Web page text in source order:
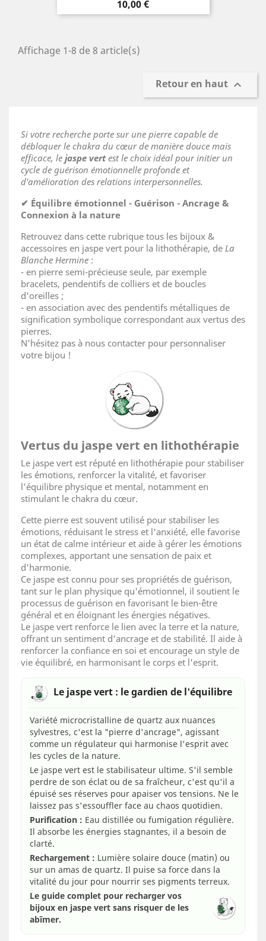
Prix
10,00 €
Affichage 1-8 de 8 article(s)
Retour en haut 
Si votre recherche porte sur une pierre capable de
débloquer le chakra du cœur de manière douce mais
efficace, le jaspe vertest le choix idéal pour initier un
cycle de guérison émotionnelle profonde et
d'amélioration des relations interpersonnelles.
✔ Équilibre émotionnel - Guérison - Ancrage &
Connexion à la nature
Retrouvez dans cette rubrique tous les bijoux &
accessoires en jaspe vert pour la lithothérapie, de La
Blanche Hermine :
- en pierre semi-précieuse seule, par exemple
bracelets, pendentifs de colliers et de boucles
d'oreilles ;
- en association avec des pendentifs métalliques de
signification symbolique correspondant aux vertus des
pierres.
N'hésitez pas à nous contacter pour personnaliser
votre bijou !
Vertus du jaspe vert en lithothérapie
Le jaspe vert est réputé en lithothérapie pour stabiliser
les émotions, renforcer la vitalité, et favoriser
l'équilibre physique et mental, notamment en
stimulant le chakra du cœur.
Cette pierre est souvent utilisé pour stabiliser les
émotions, réduisant le stress et l'anxiété, elle favorise
un état de calme intérieur et aide à gérer les émotions
complexes, apportant une sensation de paix et
d'harmonie.
Ce jaspe est connu pour ses propriétés de guérison,
tant sur le plan physique qu'émotionnel, il soutient le
processus de guérison en favorisant le bien-être
général et en éloignant les énergies négatives.
Le jaspe vert renforce le lien avec la terre et la nature,
offrant un sentiment d'ancrage et de stabilité. Il aide à
renforcer la confiance en soi et encourage un style de
vie équilibré, en harmonisant le corps et l'esprit.
Le jaspe vert : le gardien de l'équilibre
Variété microcristalline de quartz aux nuances
sylvestres, c'est la "pierre d'ancrage", agissant
comme un régulateur qui harmonise l'esprit avec
les cycles de la nature.
Le jaspe vert est le stabilisateur ultime. S'il semble
perdre de son éclat ou de sa fraîcheur, c'est qu'il a
épuisé ses réserves pour apaiser vos tensions. Ne le
laissez pas s'essouffler face au chaos quotidien.
Purification : Eau distillée ou fumigation régulière.
Il absorbe les énergies stagnantes, il a besoin de
clarté.
Rechargement : Lumière solaire douce (matin) ou
sur un amas de quartz. Il puise sa force dans la
vitalité du jour pour nourrir ses pigments terreux.
Le guide complet pour recharger vos
bijoux en jaspe vert sans risquer de les
abîmer.